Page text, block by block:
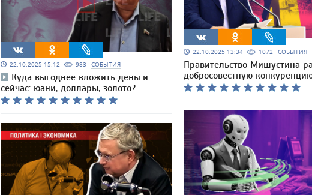
22.10.2025 15:12 983 СОБЫТИЯ
Куда выгоднее вложить деньги
сейчас: юани, доллары, золото?
22.10.2025 13:34 1072 СОБЫТИЯ
Правительство Мишустина
добросовестную